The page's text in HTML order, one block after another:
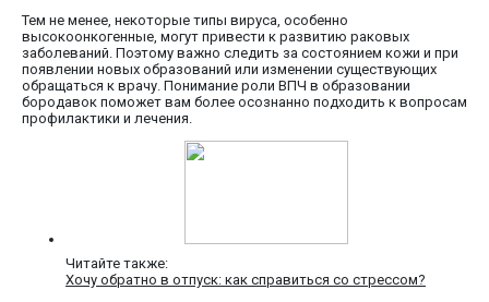
Тем не менее, некоторые типы вируса, особенно
высокоонкогенные, могут привести к развитию раковых
заболеваний. Поэтому важно следить за состоянием кожи и при
появлении новых образований или изменении существующих
обращаться к врачу. Понимание роли ВПЧ в образовании
бородавок поможет вам более осознанно подходить к вопросам
профилактики и лечения.
Читайте также:
Хочу обратно в отпуск: как справиться со стрессом?